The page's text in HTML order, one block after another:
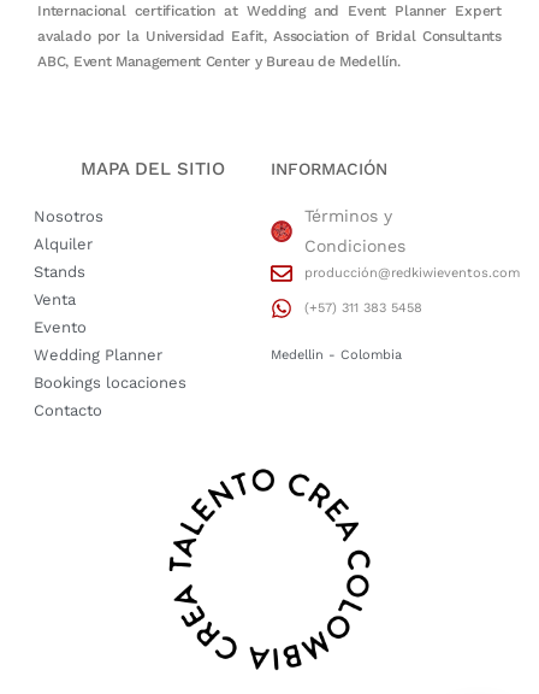
Internacional certification at Wedding and Event Planner Expert
avalado por la Universidad Eafit, Association of Bridal Consultants
ABC, Event Management Center y Bureau de Medellín.
MAPA DEL SITIO
Nosotros
Alquiler
Stands
Venta
Evento
Wedding Planner
Bookings locaciones
Contacto
INFORMACIÓN
Términos y
Condiciones
producción@redkiwieventos.com
(+57) 311 383 5458
Medellin - Colombia